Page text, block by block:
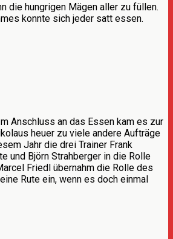
die hungrigen Mägen aller zu füllen.
konnte sich jeder satt essen.
Anschluss an das Essen kam es zur
heuer zu viele andere Aufträge
Jahr die drei Trainer Frank
und Björn Strahberger in die Rolle
Friedl übernahm die Rolle des
Rute ein, wenn es doch einmal